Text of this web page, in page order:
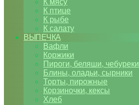
К мясу
К птице
К рыбе
К салату
ВЫПЕЧКА
Вафли
Коржики
Пироги, беляши, чебуреки
Блины, оладьи, сырники
Торты, пирожные
Корзиночки, кексы
Хлеб